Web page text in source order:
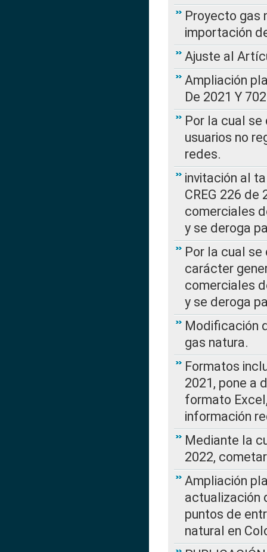
Proyecto gas
importación
Ajuste al
Ampliación
De 2021 Y
Por la cual
usuarios no
redes.
invitación al
CREG 226
comerciales
y se deroga
Por la cual
carácter
comerciales
y se deroga
Modificación
gas natura.
Formatos
2021, pone a
formato
información
Mediante la
2022,
Ampliación
actualización
puntos de
natural en